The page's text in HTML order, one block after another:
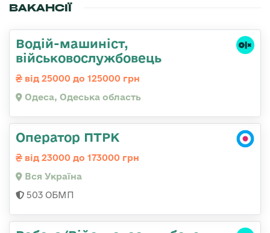
ВАКАНСІЇ
Водій-машиніст,
військовослужбовець
від 25000 до 125000 грн
Одеса, Одеська область
Оператор ПТРК
від 23000 до 173000 грн
Вся Україна
503 ОБМП